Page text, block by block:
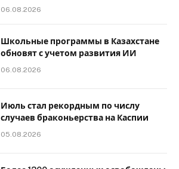
06.08.2026
Школьные программы в Казахстане
обновят с учетом развития ИИ
06.08.2026
Июль стал рекордным по числу
случаев браконьерства на Каспии
05.08.2026